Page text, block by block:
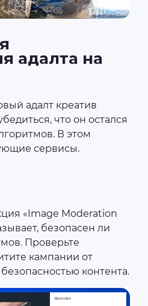
адалта на
адалт креатив
что он остался
В этом
сервисы.
«Image Moderation
безопасен ли
Проверьте
кампании от
контента.